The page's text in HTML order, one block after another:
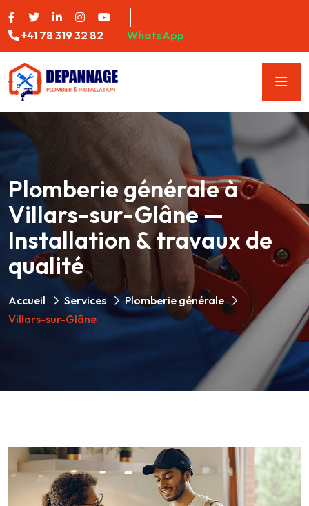
+41 78 319 32 82 WhatsApp
Plomberie générale à
Villars-sur-Glâne —
Installation & travaux de
qualité
Accueil Services
Plomberie générale
Villars-sur-Glâne